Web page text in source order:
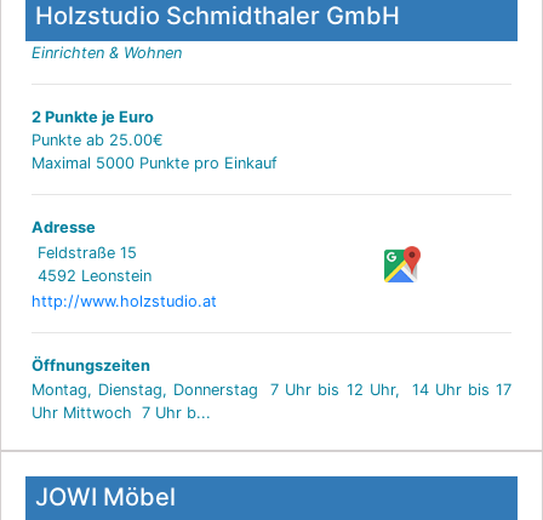
Holzstudio Schmidthaler GmbH
Einrichten & Wohnen
2 Punkte je Euro
Punkte ab 25.00€
Maximal 5000 Punkte pro Einkauf
Adresse
Feldstraße 15
4592 Leonstein
http://www.holzstudio.at
Öffnungszeiten
Montag, Dienstag, Donnerstag 7 Uhr bis 12 Uhr, 14 Uhr bis 17
Uhr Mittwoch 7 Uhr b...
JOWI Möbel